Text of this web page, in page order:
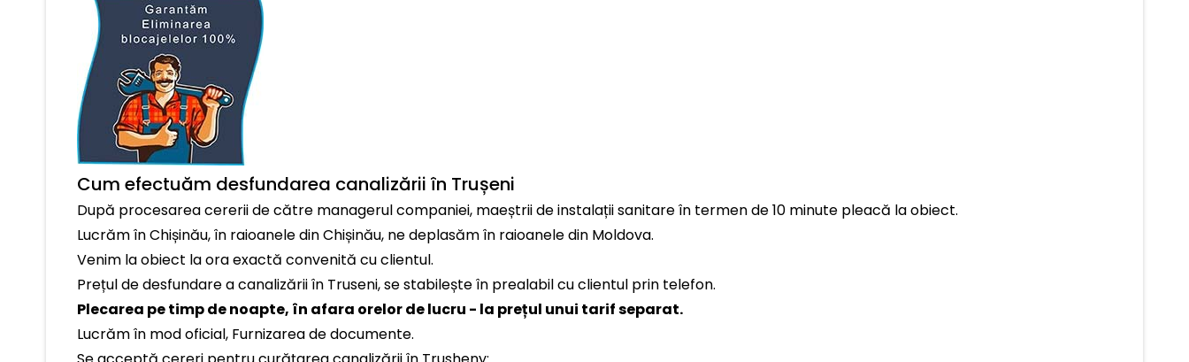
Cum efectuăm desfundarea canalizării în Trușeni
După procesarea cererii de către managerul companiei, maeștrii de instalații sanitare în termen de 10 minute pleacă la obiect.
Lucrăm în Chișinău, în raioanele din Chișinău, ne deplasăm în raioanele din Moldova.
Venim la obiect la ora exactă convenită cu clientul.
Prețul de desfundare a canalizării în Truseni, se stabilește în prealabil cu clientul prin telefon.
Plecarea pe timp de noapte, în afara orelor de lucru - la prețul unui tarif separat.
Lucrăm în mod oficial, Furnizarea de documente.